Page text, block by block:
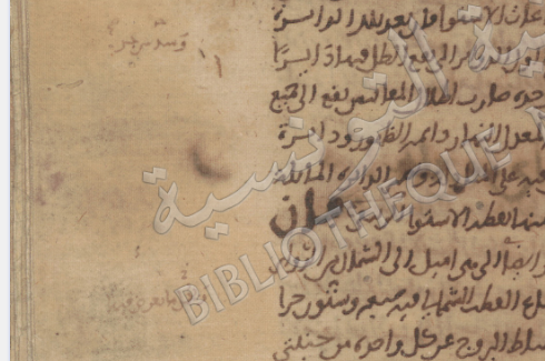
Images
Texts
betaGlossary
Resources
Licenses·FAQ· Contact·
Impressum
Privacy
· 2013
Print 🖨